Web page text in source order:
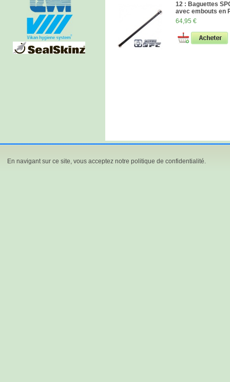
12 : Baguettes
avec embouts en
64,95 €
En navigant sur ce site, vous acceptez notre politique de confidentialité.